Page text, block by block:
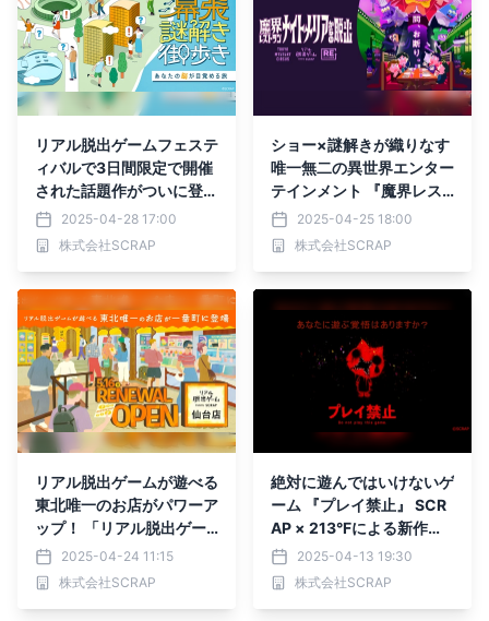
リアル脱出ゲームフェステ
ィバルで3日間限定で開催
された話題作がついに登
場！ナゾトキ街歩きゲーム
『幕張謎解き街歩き』
2025-04-28 17:00
株式会社SCRAP
ショー×謎解きが織りなす
唯一無二の異世界エンター
テインメント 『魔界レス
トラン ナイトメリアから
の脱出』 東京ミステリー
サーカスにて3年ぶりに開
2025-04-25 18:00
株式会社SCRAP
リアル脱出ゲームが遊べる
東北唯一のお店がパワーア
ップ！ 「リアル脱出ゲー
ム仙台店」が 2025年5
月、一番町にリニューアル
オープン！
2025-04-24 11:15
株式会社SCRAP
絶対に遊んではいけないゲ
ーム 『プレイ禁止』 SCR
AP × 213°Fによる新作ホ
ラーゲームが2026年発売
決定！ Steamストアペー
ジを公開＆ウィッシュリス
2025-04-13 19:30
株式会社SCRAP